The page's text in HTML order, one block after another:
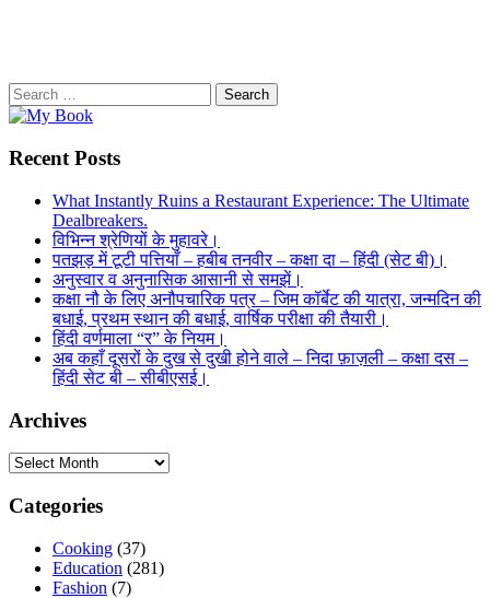
Search
for:
Recent Posts
What Instantly Ruins a Restaurant Experience: The Ultimate
Dealbreakers.
विभिन्न श्रेणियों के मुहावरे।
पतझड़ में टूटी पत्तियाँ – हबीब तनवीर – कक्षा दा – हिंदी (सेट बी)।
अनुस्वार व अनुनासिक आसानी से समझें।
कक्षा नौ के लिए अनौपचारिक पत्र – जिम कॉर्बेट की यात्रा, जन्मदिन की
बधाई, प्रथम स्थान की बधाई, वार्षिक परीक्षा की तैयारी।
हिंदी वर्णमाला “र” के नियम।
अब कहाँ दूसरों के दुख से दुखी होने वाले – निदा फ़ाज़ली – कक्षा दस –
हिंदी सेट बी – सीबीएसई।
Archives
Archives
Categories
Cooking (37)
Education (281)
Fashion (7)